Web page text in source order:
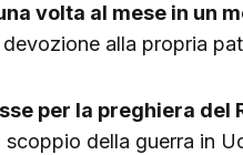
volta al mese in un
alla propria
per la preghiera del
della guerra in